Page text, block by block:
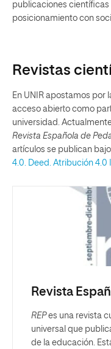
publicaciones
posicionamiento con
Revistas
En UNIR apostamos por
acceso abierto como
universidad.
Revista Española de
artículos se publican
4.0. Deed. Atribución 4.0
Revista
REPes una revista
universal que
de la educación.